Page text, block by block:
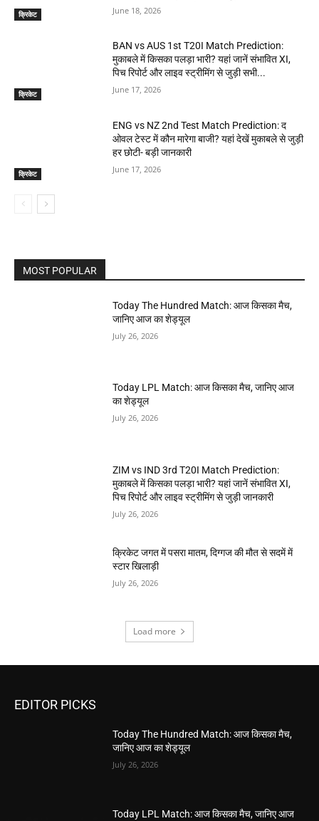
क्रिकेट June 18, 2026
क्रिकेट
BAN vs AUS 1st T20I Match Prediction:
मुकाबले में किसका पलड़ा भारी? यहां जानें संभावित XI,
पिच रिपोर्ट और लाइव स्ट्रीमिंग से जुड़ी सभी...
June 17, 2026
क्रिकेट
ENG vs NZ 2nd Test Match Prediction: द
ओवल टेस्ट में कौन मारेगा बाजी? यहां देखें मुकाबले से जुड़ी
हर छोटी- बड़ी जानकारी
June 17, 2026
MOST POPULAR
Today The Hundred Match: आज किसका मैच,
जानिए आज का शेड्यूल
July 26, 2026
Today LPL Match: आज किसका मैच, जानिए आज
का शेड्यूल
July 26, 2026
ZIM vs IND 3rd T20I Match Prediction:
मुकाबले में किसका पलड़ा भारी? यहां जानें संभावित XI,
पिच रिपोर्ट और लाइव स्ट्रीमिंग से जुड़ी जानकारी
July 26, 2026
क्रिकेट जगत में पसरा मातम, दिग्गज की मौत से सदमें में
स्टार खिलाड़ी
July 26, 2026
Load more
EDITOR PICKS
Today The Hundred Match: आज किसका मैच,
जानिए आज का शेड्यूल
July 26, 2026
Today LPL Match: आज किसका मैच, जानिए आज